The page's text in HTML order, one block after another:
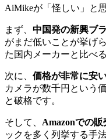
AiMikeが「怪しい」と
まず、 中国発の新興ブ
がまだ低いことが挙げ
た国内メーカーと比べ
次に、 価格が非常に安
カメラが数千円という
と破格です。
そして、 Amazonでの販
ックを多く列挙する手